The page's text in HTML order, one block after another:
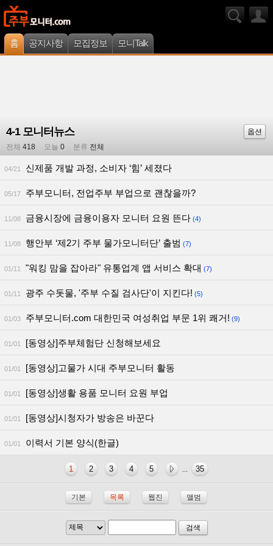
홈 공지사항 모집정보 모니Talk
4-1 모니터뉴스
옵션
전체 418 오늘 0 분류 전체
04/21 신제품 개발 과정, 소비자 ‘힘’ 세졌다
05/17 주부모니터, 전업주부 부업으로 괜찮을까?
11/08 금융시장에 금융이용자 모니터 요원 뜬다 (4)
11/08 행안부 ‘제2기 주부 물가모니터단’ 출범 (7)
01/11 "워킹 맘을 잡아라" 유통업계 앱 서비스 확대 (7)
01/11 광주 수돗물, '주부 수질 검사단'이 지킨다! (5)
01/03 주부모니터.com 대한민국 여성취업 부문 1위 쾌거! (9)
01/01 [동영상]주부체험단 신청해보세요
01/01 [동영상]고물가 시대 주부모니터 활동
01/01 [동영상]생활 용품 모니터 요원 부업
01/01 [동영상]시청자가 방송은 바꾼다
01/01 이력서 기본 양식(한글)
1 2 3 4 5 ... 35
기본 목록 웹진 앨범
검색